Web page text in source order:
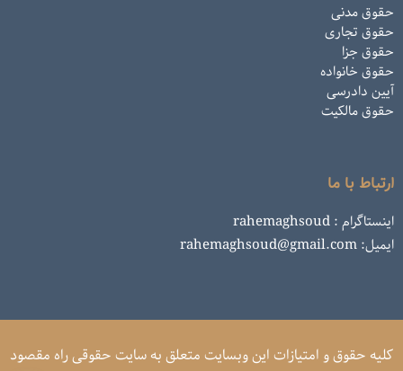
حقوق مدنی
حقوق تجاری
حقوق جزا
حقوق خانواده
آیین دادرسی
حقوق مالکیت
ارتباط با ما
اینستاگرام : rahemaghsoud
ایمیل: rahemaghsoud@gmail.com
کلیه حقوق و امتیازات این وبسایت متعلق به سایت حقوقی راه مقصود